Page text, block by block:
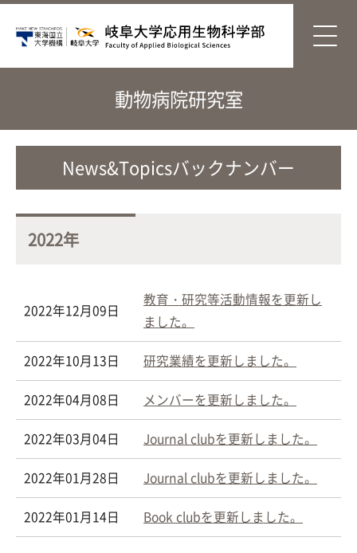
動物病院研究室
News&Topicsバックナンバー
2022年
2022年12月09日
教育・研究等活動情報を更新し
ました。
2022年10月13日 研究業績を更新しました。
2022年04月08日 メンバーを更新しました。
2022年03月04日 Journal clubを更新しました。
2022年01月28日 Journal clubを更新しました。
2022年01月14日 Book clubを更新しました。